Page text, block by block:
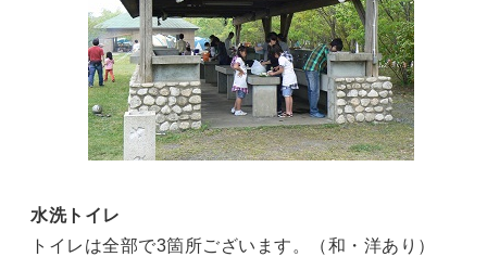
水洗トイレ
トイレは全部で3箇所ございます。（和・洋あり）